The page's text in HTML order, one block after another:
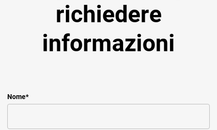
richiedere
informazioni
Nome*